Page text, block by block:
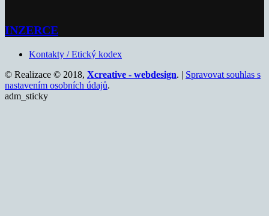
INZERCE
Kontakty / Etický kodex
© Realizace © 2018, Xcreative - webdesign. | Spravovat souhlas s
nastavením osobních údajů.
adm_sticky